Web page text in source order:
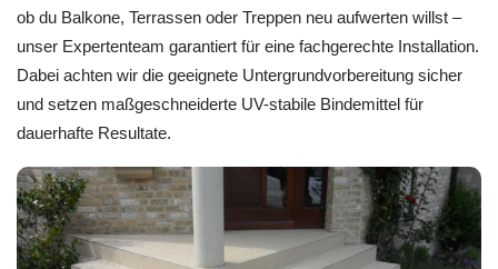
ob du Balkone, Terrassen oder Treppen neu aufwerten willst –
unser Expertenteam garantiert für eine fachgerechte Installation.
Dabei achten wir die geeignete Untergrundvorbereitung sicher
und setzen maßgeschneiderte UV-stabile Bindemittel für
dauerhafte Resultate.